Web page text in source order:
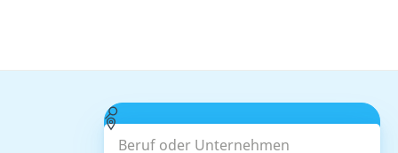
Beruf oder Unternehmen
Suchen